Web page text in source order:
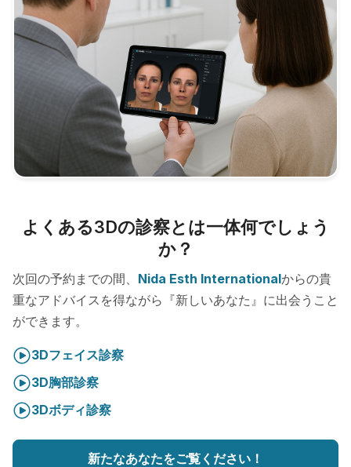
よくある3Dの診察とは一体何でしょう
か？
次回の予約までの間、 Nida Esth Internationalからの貴
重なアドバイスを得ながら『新しいあなた』に出会うこと
ができます。
3Dフェイス診察
3D胸部診察
3Dボディ診察
新たなあなたをご覧ください！